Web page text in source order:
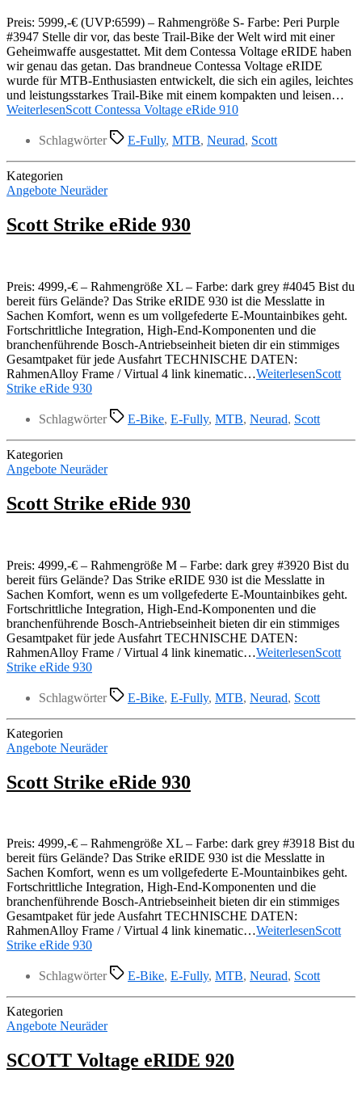
Preis: 5999,-€ (UVP:6599) – Rahmengröße S- Farbe: Peri Purple
#3947 Stelle dir vor, das beste Trail-Bike der Welt wird mit einer
Geheimwaffe ausgestattet. Mit dem Contessa Voltage eRIDE haben
wir genau das getan. Das brandneue Contessa Voltage eRIDE
wurde für MTB-Enthusiasten entwickelt, die sich ein agiles, leichtes
und leistungsstarkes Trail-Bike mit einem kompakten und leisen…
WeiterlesenScott Contessa Voltage eRide 910
Schlagwörter E-Fully, MTB, Neurad, Scott
Kategorien
Angebote Neuräder
Scott Strike eRide 930
Preis: 4999,-€ – Rahmengröße XL – Farbe: dark grey #4045 Bist du
bereit fürs Gelände? Das Strike eRIDE 930 ist die Messlatte in
Sachen Komfort, wenn es um vollgefederte E-Mountainbikes geht.
Fortschrittliche Integration, High-End-Komponenten und die
branchenführende Bosch-Antriebseinheit bieten dir ein stimmiges
Gesamtpaket für jede Ausfahrt TECHNISCHE DATEN:
RahmenAlloy Frame / Virtual 4 link kinematic…WeiterlesenScott
Strike eRide 930
Schlagwörter E-Bike, E-Fully, MTB, Neurad, Scott
Kategorien
Angebote Neuräder
Scott Strike eRide 930
Preis: 4999,-€ – Rahmengröße M – Farbe: dark grey #3920 Bist du
bereit fürs Gelände? Das Strike eRIDE 930 ist die Messlatte in
Sachen Komfort, wenn es um vollgefederte E-Mountainbikes geht.
Fortschrittliche Integration, High-End-Komponenten und die
branchenführende Bosch-Antriebseinheit bieten dir ein stimmiges
Gesamtpaket für jede Ausfahrt TECHNISCHE DATEN:
RahmenAlloy Frame / Virtual 4 link kinematic…WeiterlesenScott
Strike eRide 930
Schlagwörter E-Bike, E-Fully, MTB, Neurad, Scott
Kategorien
Angebote Neuräder
Scott Strike eRide 930
Preis: 4999,-€ – Rahmengröße XL – Farbe: dark grey #3918 Bist du
bereit fürs Gelände? Das Strike eRIDE 930 ist die Messlatte in
Sachen Komfort, wenn es um vollgefederte E-Mountainbikes geht.
Fortschrittliche Integration, High-End-Komponenten und die
branchenführende Bosch-Antriebseinheit bieten dir ein stimmiges
Gesamtpaket für jede Ausfahrt TECHNISCHE DATEN:
RahmenAlloy Frame / Virtual 4 link kinematic…WeiterlesenScott
Strike eRide 930
Schlagwörter E-Bike, E-Fully, MTB, Neurad, Scott
Kategorien
Angebote Neuräder
SCOTT Voltage eRIDE 920